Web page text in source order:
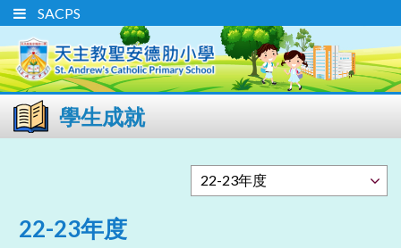
SACPS
學生成就
22-23年度